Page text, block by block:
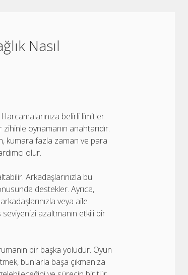
Nasıl
belirli limitler
zihinle oynamanın anahtarıdır.
kumara fazla zaman ve para
olur.
Arkadaşlarınızla bu
destekler. Ayrıca,
veya aile
seviyenizi azaltmanın etkili bir
bir başka yoludur. Oyun
bunlarla başa çıkmanıza